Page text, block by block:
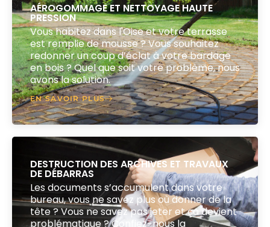
AÉROGOMMAGE ET NETTOYAGE HAUTE
PRESSION
Vous habitez dans l'Oise et votre terrasse
est remplie de mousse ? Vous souhaitez
redonner un coup d’éclat à votre bardage
en bois ? Quel que soit votre problème, nous
avons la solution.
EN SAVOIR PLUS
DESTRUCTION DES ARCHIVES ET TRAVAUX
DE DÉBARRAS
Les documents s’accumulent dans votre
bureau, vous ne savez plus où donner de la
tête ? Vous ne savez pas jeter et ça devient
problématique ? Confiez-nous la